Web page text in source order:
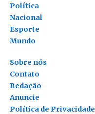
Política
Nacional
Esporte
Mundo
Contato
Redação
Anuncie
Política de Privacidade
Sobre nós